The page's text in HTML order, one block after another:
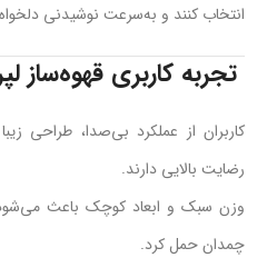
انتخاب کنند و به‌سرعت نوشیدنی دلخواه
تجربه کاربری قهوه‌ساز
کاربران از عملکرد بی‌صدا، طراحی
رضایت بالایی دارند.
وزن سبک و ابعاد کوچک باعث می‌شود
چمدان حمل کرد.